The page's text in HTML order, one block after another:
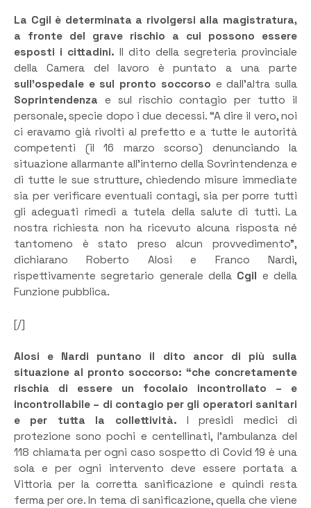
La Cgil è determinata a rivolgersi alla magistratura,
a fronte del grave rischio a cui possono essere
esposti i cittadini. Il dito della segreteria provinciale
della Camera del lavoro è puntato a una parte
sull’ospedale e sul pronto soccorso e dall’altra sulla
Soprintendenza e sul rischio contagio per tutto il
personale, specie dopo i due decessi. “A dire il vero, noi
ci eravamo già rivolti al prefetto e a tutte le autorità
competenti (il 16 marzo scorso) denunciando la
situazione allarmante all’interno della Sovrintendenza e
di tutte le sue strutture, chiedendo misure immediate
sia per verificare eventuali contagi, sia per porre tutti
gli adeguati rimedi a tutela della salute di tutti. La
nostra richiesta non ha ricevuto alcuna risposta né
tantomeno è stato preso alcun provvedimento”,
dichiarano Roberto Alosi e Franco Nardi,
rispettivamente segretario generale della Cgil e della
Funzione pubblica.
[/]
Alosi e Nardi puntano il dito ancor di più sulla
situazione al pronto soccorso: “che concretamente
rischia di essere un focolaio incontrollato – e
incontrollabile – di contagio per gli operatori sanitari
e per tutta la collettività. I presidi medici di
protezione sono pochi e centellinati, l’ambulanza del
118 chiamata per ogni caso sospetto di Covid 19 è una
sola e per ogni intervento deve essere portata a
Vittoria per la corretta sanificazione e quindi resta
ferma per ore. In tema di sanificazione, quella che viene